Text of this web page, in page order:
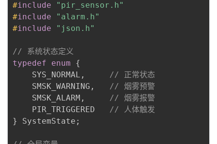
#include
"pir_sensor.h"
#include
"alarm.h"
#include "json.h"
// 系统状态定义
typedef
enum
{
    SYS_NORMAL
,
// 正常状态
    SMSK_WARNING
,
// 烟雾预警
    SMSK_ALARM
,
// 烟雾报警
    PIR_TRIGGERED
// 人体触发
}
SystemState ;